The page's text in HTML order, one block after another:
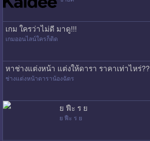
เกม ใครว่าไม่ดี มาดู!!!
เกมออนไลน์ใครก็ติด
หาช่างแต่งหน้า แต่งให้ดารา ราคาเท่าไหร่??
ช่างแต่งหน้าดาราน้องฉัตร
ย ฟืะ ร ย
ย ฟืะ ร ย